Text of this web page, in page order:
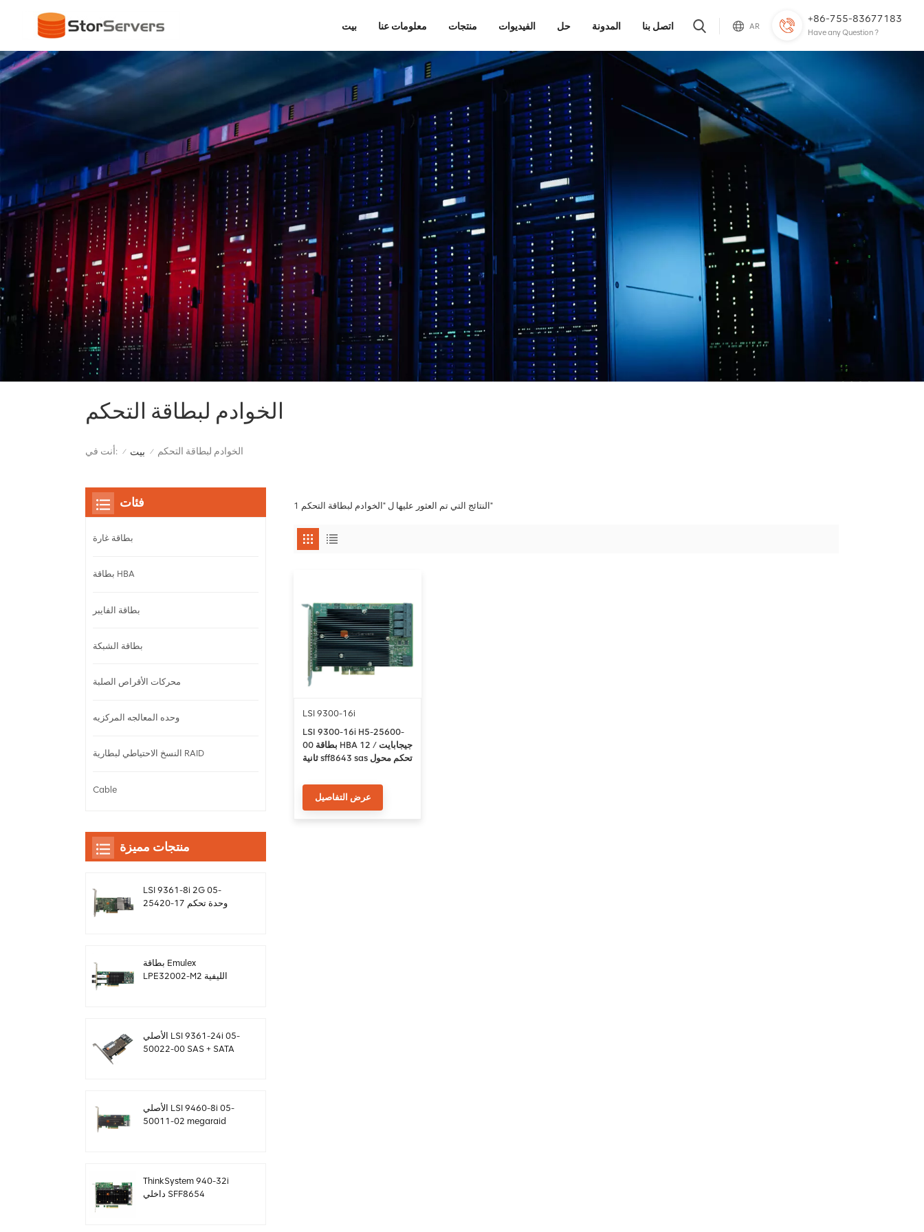
+86-755-83677183
Have any Question ?
AR بيت معلومات عنا منتجات الفيديوات حل المدونة اتصل بنا
الخوادم لبطاقة التحكم
أنت في: / بيت / الخوادم لبطاقة التحكم
1 النتائج التي تم العثور عليها ل "الخوادم لبطاقة التحكم"
LSI 9300-16i
LSI 9300-16i H5-25600-
00 بطاقة HBA 12 جيجابايت /
ثانية sff8643 sas تحكم محول
عرض التفاصيل
فئات
بطاقة غارة
بطاقة HBA
بطاقة الفايبر
بطاقة الشبكة
محركات الأقراص الصلبة
وحده المعالجه المركزيه
النسخ الاحتياطي لبطارية RAID
Cable
منتجات مميزة
LSI 9361-8i 2G 05-
25420-17 وحدة تحكم
بطاقة Emulex
LPE32002-M2 الليفية
الأصلي LSI 9361-24i 05-
50022-00 SAS + SATA
الأصلي LSI 9460-8i 05-
50011-02 megaraid
ThinkSystem 940-32i
داخلي SFF8654